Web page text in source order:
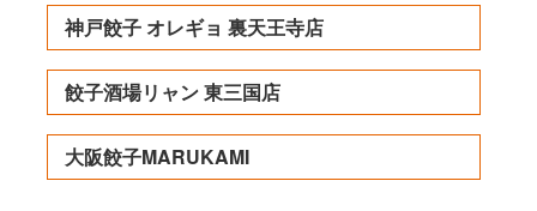
神戸餃子 オレギョ 裏天王寺店
餃子酒場リャン 東三国店
大阪餃子MARUKAMI